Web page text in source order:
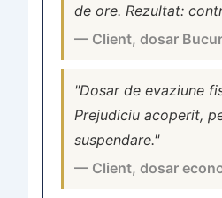
de ore. Rezultat:
— Client, dosar
"Dosar de evaziune
Prejudiciu acoperit,
suspendare."
— Client, dosar